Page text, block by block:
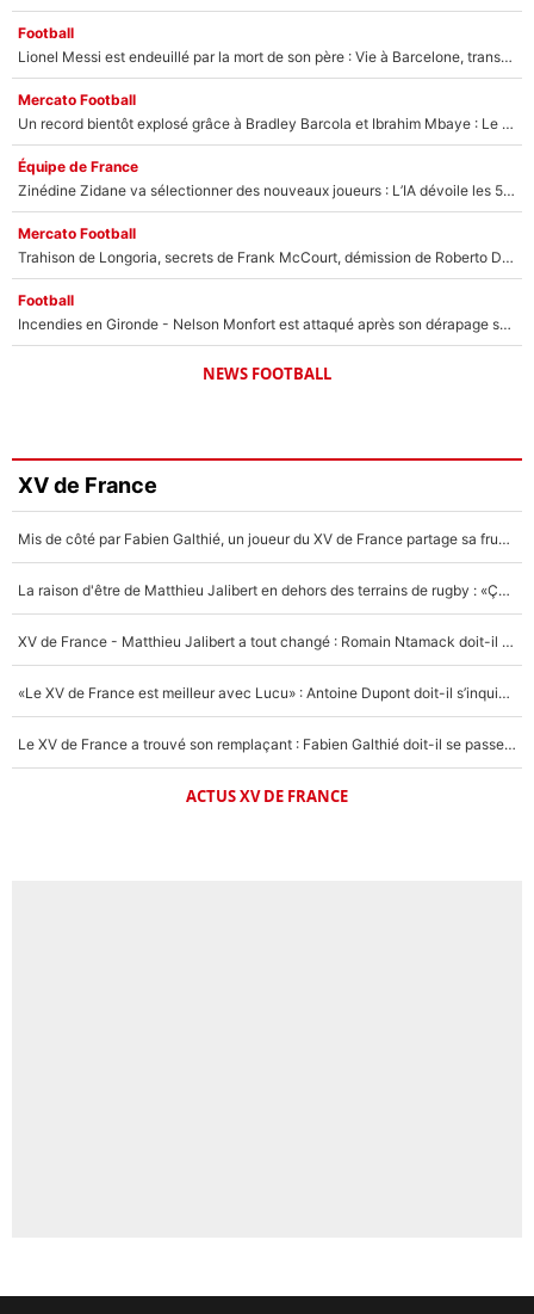
Football
Lionel Messi est endeuillé par la mort de son père : Vie à Barcelone, transfert au PSG... voilà comment Jorge Messi a joué un rôle essentiel dans sa carrière !
Mercato Football
Un record bientôt explosé grâce à Bradley Barcola et Ibrahim Mbaye : Le PSG sur le point de réaliser un mercato historique ?
Équipe de France
Zinédine Zidane va sélectionner des nouveaux joueurs : L’IA dévoile les 5 cracks qui pourraient rapidement le rejoindre en équipe de France !
Mercato Football
Trahison de Longoria, secrets de Frank McCourt, démission de Roberto De Zerbi : Medhi Benatia se lâche sur son départ de l'OM et fait d'importantes révélations
Football
Incendies en Gironde - Nelson Monfort est attaqué après son dérapage sur CNews : «Et lui, il prend combien pour parler dans un studio climatisé?»
NEWS FOOTBALL
XV de France
Mis de côté par Fabien Galthié, un joueur du XV de France partage sa frustration : «ils ne me l’ont pas dit tout de suite»
La raison d'être de Matthieu Jalibert en dehors des terrains de rugby : «Ça m'atteint autant que si tu touches à un membre de ma famille»
XV de France - Matthieu Jalibert a tout changé : Romain Ntamack doit-il s’inquiéter pour sa place à un an de la Coupe du monde ?
«Le XV de France est meilleur avec Lucu» : Antoine Dupont doit-il s’inquiéter pour sa place ?
Le XV de France a trouvé son remplaçant : Fabien Galthié doit-il se passer d'Antoine Dupont ?
ACTUS XV DE FRANCE